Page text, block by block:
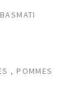
, POMMES